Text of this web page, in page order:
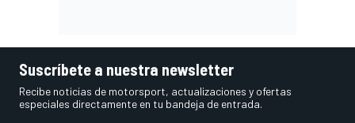
Suscríbete a nuestra newsletter
Recibe noticias de motorsport, actualizaciones y ofertas
especiales directamente en tu bandeja de entrada.